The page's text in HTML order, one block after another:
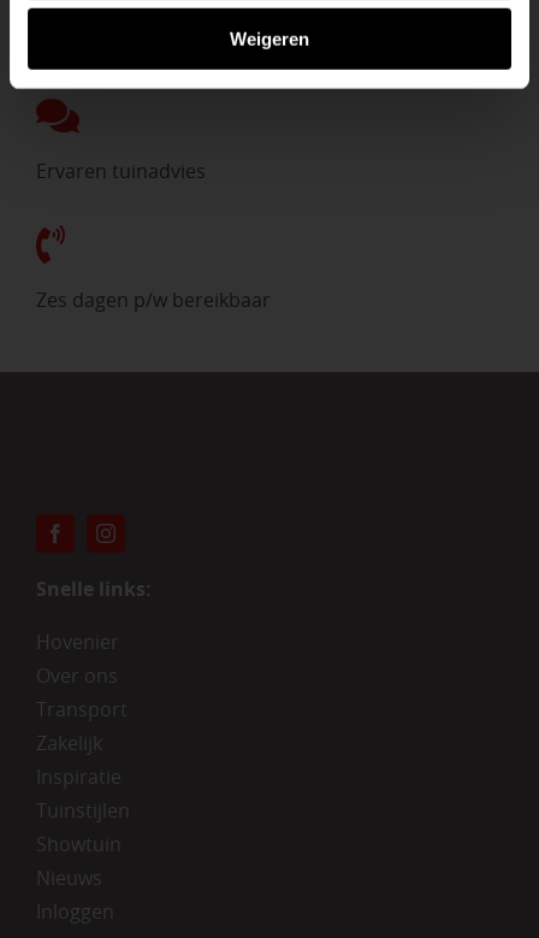
Weigeren
Ervaren tuinadvies
Zes dagen p/w bereikbaar
Snelle links:
Hovenier
Over ons
Transport
Zakelijk
Inspiratie
Tuinstijlen
Showtuin
Nieuws
Inloggen